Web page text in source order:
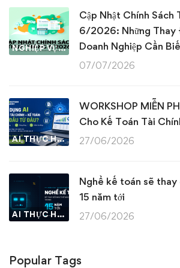
NGHIỆP VỤ KẾ TOÁN & THUẾ
Cập Nhật Chính Sách
6/2026: Những Thay
Doanh Nghiệp Cần
07/07/2026
AI THỰC HÀNH
WORKSHOP MIỄN
Cho Kế Toán Tài
27/06/2026
AI THỰC HÀNH
Nghề kế toán sẽ
15 năm tới
27/06/2026
Popular Tags